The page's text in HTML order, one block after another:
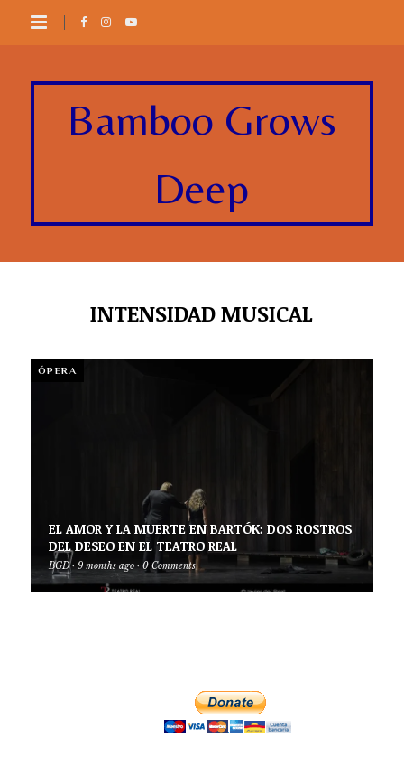
Bamboo Grows
Deep
INTENSIDAD MUSICAL
ÓPERA
EL AMOR Y LA MUERTE EN BARTÓK: DOS ROSTROS
DEL DESEO EN EL TEATRO REAL
BGD · 9 months ago · 0 Comments